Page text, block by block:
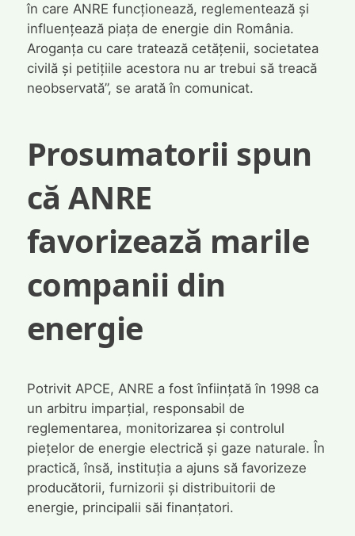
în care ANRE funcționează, reglementează și
influențează piața de energie din România.
Aroganța cu care tratează cetățenii, societatea
civilă și petițiile acestora nu ar trebui să treacă
neobservată”, se arată în comunicat.
Prosumatorii spun
că ANRE
favorizează marile
companii din
energie
Potrivit APCE, ANRE a fost înființată în 1998 ca
un arbitru imparțial, responsabil de
reglementarea, monitorizarea și controlul
piețelor de energie electrică și gaze naturale. În
practică, însă, instituția a ajuns să favorizeze
producătorii, furnizorii și distribuitorii de
energie, principalii săi finanțatori.